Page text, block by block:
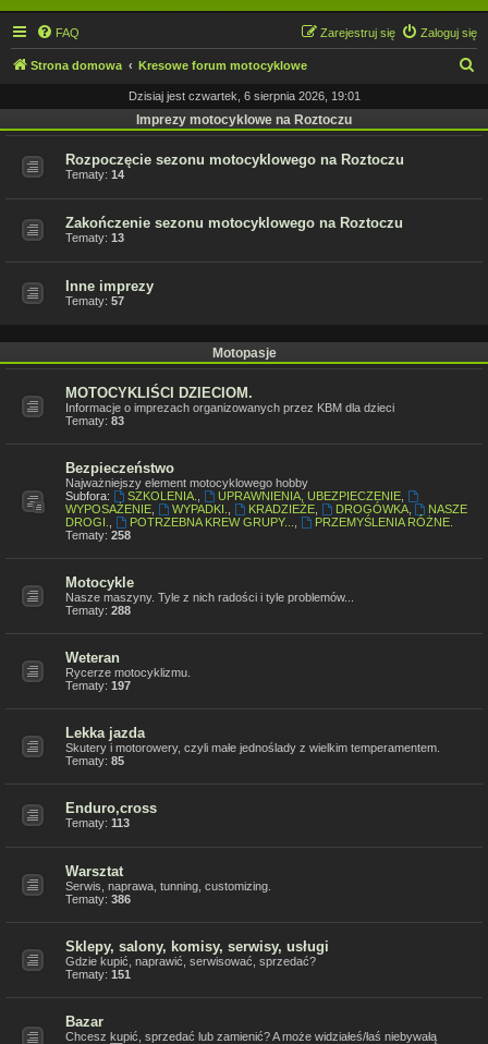
FAQ Zaloguj się
Zarejestruj się
Strona domowa Kresowe forum motocyklowe
Dzisiaj jest czwartek, 6 sierpnia 2026, 19:01
Imprezy motocyklowe na Roztoczu
Rozpoczęcie sezonu motocyklowego na Roztoczu
Tematy: 14
Zakończenie sezonu motocyklowego na Roztoczu
Tematy: 13
Inne imprezy
Tematy: 57
Motopasje
MOTOCYKLIŚCI DZIECIOM.
Informacje o imprezach organizowanych przez KBM dla dzieci
Tematy: 83
Bezpieczeństwo
Najważniejszy element motocyklowego hobby
Subfora:
SZKOLENIA. UPRAWNIENIA, UBEZPIECZENIE,
WYPOSAŻENIE
WYPADKI. KRADZIEŻE, DROGÓWKA,
NASZE
DROGI.
POTRZEBNA KREW GRUPY...
PRZEMYŚLENIA RÓŻNE.
Tematy: 258
Motocykle
Nasze maszyny. Tyle z nich radości i tyle problemów...
Tematy: 288
Weteran
Rycerze motocyklizmu.
Tematy: 197
Lekka jazda
Skutery i motorowery, czyli małe jednoślady z wielkim temperamentem.
Tematy: 85
Enduro,cross
Tematy: 113
Warsztat
Serwis, naprawa, tunning, customizing.
Tematy: 386
Sklepy, salony, komisy, serwisy, usługi
Gdzie kupić, naprawić, serwisować, sprzedać?
Tematy: 151
Bazar
Chcesz kupić, sprzedać lub zamienić? A może widziałeś/łaś niebywałą